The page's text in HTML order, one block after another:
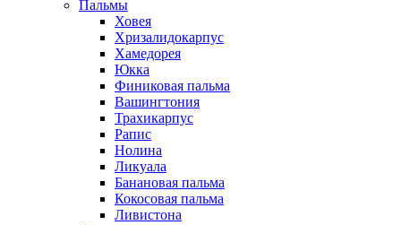
Пальмы
Ховея
Хризалидокарпус
Хамедорея
Юкка
Финиковая пальма
Вашингтония
Трахикарпус
Рапис
Нолина
Ликуала
Банановая пальма
Кокосовая пальма
Ливистона